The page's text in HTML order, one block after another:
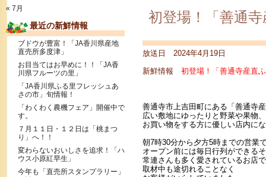
初登場！「善通
放送日 2024年4月19日
新鮮情報 初登場！「善通寺産直
善通寺市上吉田町にある「善通寺
広い敷地にゆったりと野菜や果物
お買い物をする方に優しい店内に
朝7時30分から夕方5時までの営業
オープン前には毎日行列ができる
常連さんも多く愛されているお店
取材中も途切れることなく
« 7月
最近の新鮮情報
ブドウが豊富！「JA香川県産地
直売所多度津」
お目当てはお早めに！！「JA香
川県フルーツの里」
「JA香川県ふる里フレッシュあ
さの市」旬情報！
「わくわく農機フェア」開催中で
す。
７月１１日・１２日は「桃まつ
り」へ！！
変わらないおいしさを追求！「ハ
ウス小原紅早生」
今年も「直売所スタンプラリー」